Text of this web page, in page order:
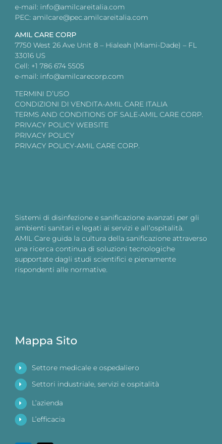
e-mail: info@amilcareitalia.com
PEC: amilcare@pec.amilcareitalia.com
AMIL CARE CORP
7750 West 26 Ave Unit 8 – Hialeah (Miami-Dade) – FL
33016 US
Cell: +1 786 674 5505
e-mail: info@amilcarecorp.com
TERMINI D’USO
CONDIZIONI DI VENDITA-AMIL CARE ITALIA
TERMS AND CONDITIONS OF SALE-AMIL CARE CORP.
PRIVACY POLICY WEBSITE
PRIVACY POLICY
PRIVACY POLICY-AMIL CARE CORP.
Sistemi di disinfezione e sanificazione avanzati per gli
ambienti sanitari e legati ai servizi e all’ospitalità.
AMIL Care guida la cultura della sanificazione attraverso
una ricerca continua di soluzioni tecnologiche
supportate dagli studi scientifici e pienamente
rispondenti alle normative.
Mappa Sito
Settore medicale e ospedaliero
Settori industriale, servizi e ospitalità
L’azienda
L’efficacia